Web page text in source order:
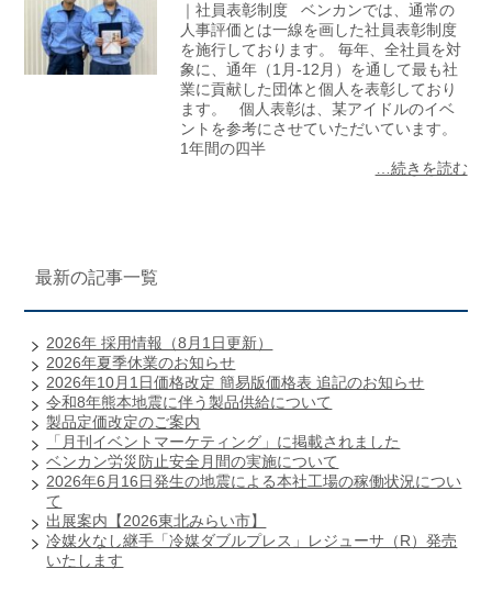
｜社員表彰制度 ベンカンでは、通常の
人事評価とは一線を画した社員表彰制度
を施行しております。 毎年、全社員を対
象に、通年（1月-12月）を通して最も社
業に貢献した団体と個人を表彰しており
ます。 個人表彰は、某アイドルのイベ
ントを参考にさせていただいています。
1年間の四半
…続きを読む
最新の記事一覧
2026年 採用情報（8月1日更新）
2026年夏季休業のお知らせ
2026年10月1日価格改定 簡易版価格表 追記のお知らせ
令和8年熊本地震に伴う製品供給について
製品定価改定のご案内
「月刊イベントマーケティング」に掲載されました
ベンカン労災防止安全月間の実施について
2026年6月16日発生の地震による本社工場の稼働状況につい
て
出展案内【2026東北みらい市】
冷媒火なし継手「冷媒ダブルプレス」レジューサ（R）発売
いたします